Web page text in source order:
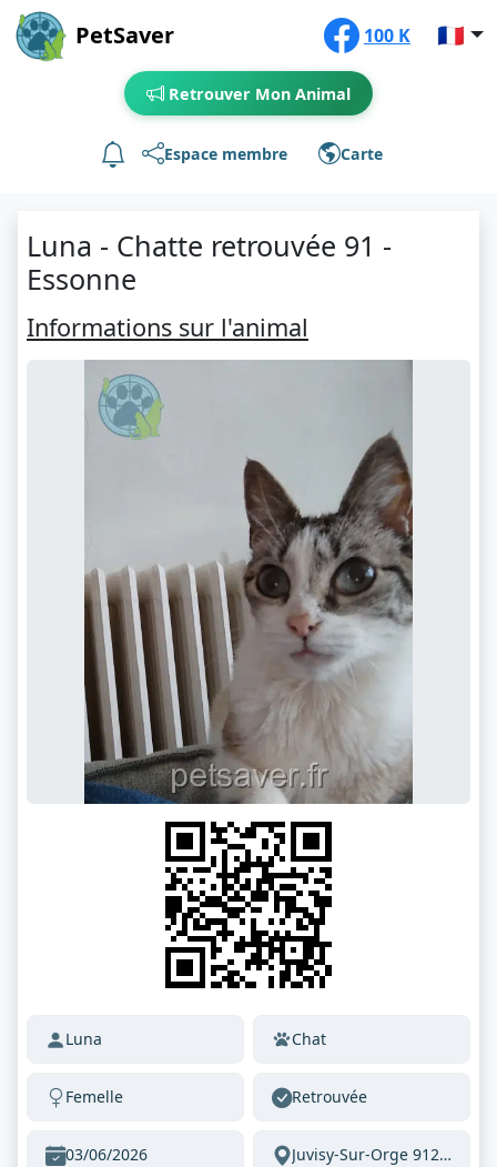
PetSaver 100 K 🇫🇷
Retrouver Mon Animal
Espace membre Carte
Luna - Chatte retrouvée 91 -
Essonne
Informations sur l'animal
Luna Chat
Femelle Retrouvée
03/06/2026 Juvisy-Sur-Orge 91260 France